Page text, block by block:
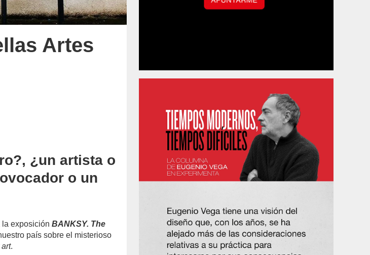
Artes
¿un artista o
o un
la exposiciónBANKSY. The
país sobre el misterioso
art.